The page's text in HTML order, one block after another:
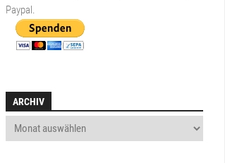
Paypal.
ARCHIV